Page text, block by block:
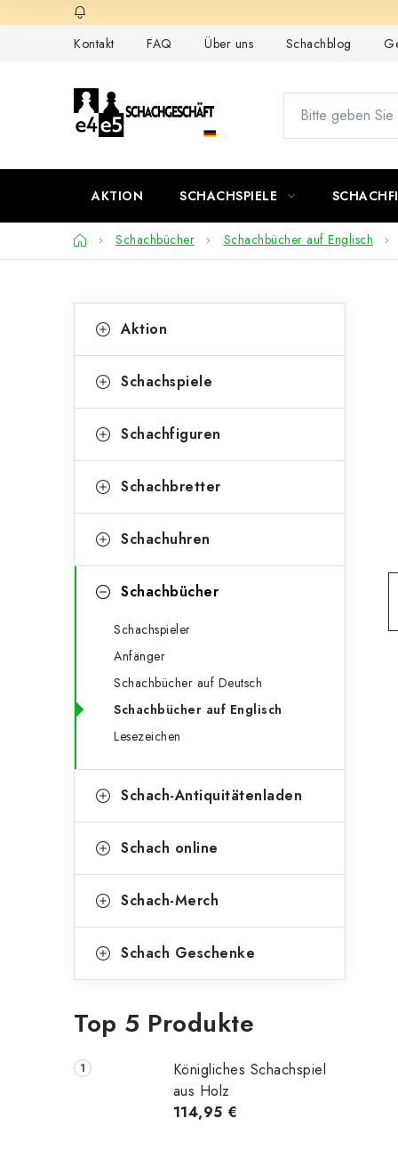
Inhalt
Kontakt
FAQ Über uns Schachblog
AKTION SCHACHSPIELE
StartseiteSchachbücher Schachbücher auf Englisch
e
t
e
l
e
überspringen
a
e
o
i
Aktion
Schachspiele
Schachfiguren
Schachbretter
Schachuhren
Schachbücher
Schachspieler
Anfänger
Schachbücher auf Deutsch
Schachbücher auf Englisch
Lesezeichen
Schach-Antiquitätenladen
Schach online
Schach-Merch
Schach Geschenke
Top 5 Produkte
Königliches Schachspiel
aus Holz
114,95 €